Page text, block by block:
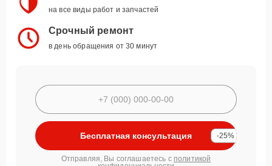
на все виды работ и запчастей
Срочный ремонт
в день обращения от 30 минут
Бесплатная консультация -25%
Отправляя, Вы соглашаетесь с политикой